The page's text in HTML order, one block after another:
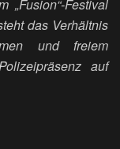
Festival
das Verhältnis
und freiem
auf